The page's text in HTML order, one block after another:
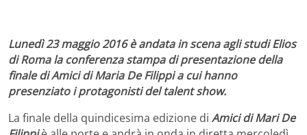
Lunedì 23 maggio 2016 è andata in scena agli studi Elios
di Roma la conferenza stampa di presentazione della
finale di Amici di Maria De Filippi a cui hanno
presenziato i protagonisti del talent show.
La finale della quindicesima edizione di Amici di Mari De